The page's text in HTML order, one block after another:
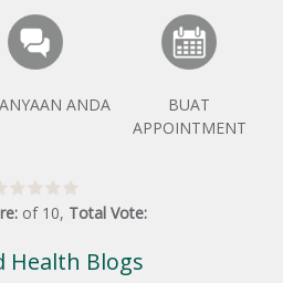
ANDA
BUAT
APPOINTMENT
of 10, Total Vote:
Health Blogs